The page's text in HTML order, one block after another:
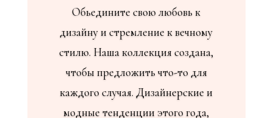
Обьедините свою любовь к
дизайну и стремление к вечному
стилю. Наша коллекция создана,
чтобы предложить что-то для
каждого случая. Дизайнерские и
модные тенденции этого года,